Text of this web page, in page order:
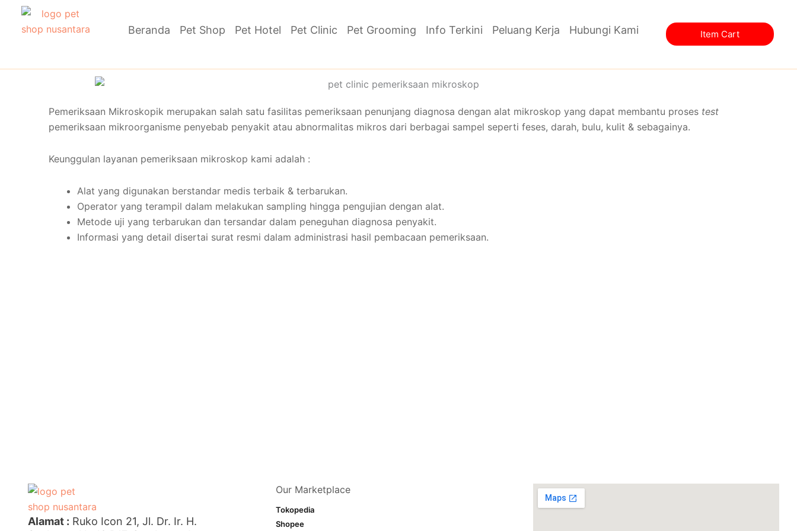
Beranda Pet Shop Pet Hotel Pet Clinic Pet Grooming Info Terkini Peluang Kerja Hubungi Kami Item Cart
Pemeriksaan Mikroskopik merupakan salah satu fasilitas pemeriksaan penunjang diagnosa dengan alat mikroskop yang dapat membantu proses test
pemeriksaan mikroorganisme penyebab penyakit atau abnormalitas mikros dari berbagai sampel seperti feses, darah, bulu, kulit & sebagainya.
Keunggulan layanan pemeriksaan mikroskop kami adalah :
Alat yang digunakan berstandar medis terbaik & terbarukan.
Operator yang terampil dalam melakukan sampling hingga pengujian dengan alat.
Metode uji yang terbarukan dan tersandar dalam peneguhan diagnosa penyakit.
Informasi yang detail disertai surat resmi dalam administrasi hasil pembacaan pemeriksaan.
Alamat : Ruko Icon 21, Jl. Dr. Ir. H.
Our Marketplace
Tokopedia
Shopee